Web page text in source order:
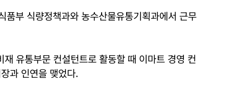
부 식량정책과와 농수산물유통기획과에서 근무
유통부문 컨설턴트로 활동할 때 이마트 경영 컨
과 인연을 맺었다.